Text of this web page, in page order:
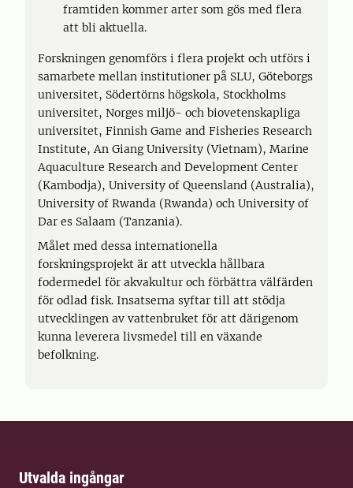
framtiden kommer arter som gös med flera
att bli aktuella.
Forskningen genomförs i flera projekt och utförs i
samarbete mellan institutioner på SLU, Göteborgs
universitet, Södertörns högskola, Stockholms
universitet, Norges miljö- och biovetenskapliga
universitet, Finnish Game and Fisheries Research
Institute, An Giang University (Vietnam), Marine
Aquaculture Research and Development Center
(Kambodja), University of Queensland (Australia),
University of Rwanda (Rwanda) och University of
Dar es Salaam (Tanzania).
Målet med dessa internationella
forskningsprojekt är att utveckla hållbara
fodermedel för akvakultur och förbättra välfärden
för odlad fisk. Insatserna syftar till att stödja
utvecklingen av vattenbruket för att därigenom
kunna leverera livsmedel till en växande
befolkning.
Utvalda ingångar